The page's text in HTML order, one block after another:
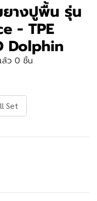
างปูพื้น รุ่น
- TPE
Dolphin
ล้ว 0 ชิ้น
Set